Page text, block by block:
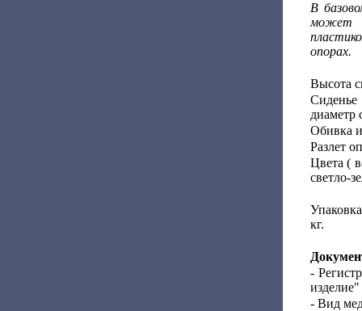
В
может
опорах.
Высота
Сиденье
диаметр
Обивка
Разлет
Цвета (
светло-
кг.
-
- Вид